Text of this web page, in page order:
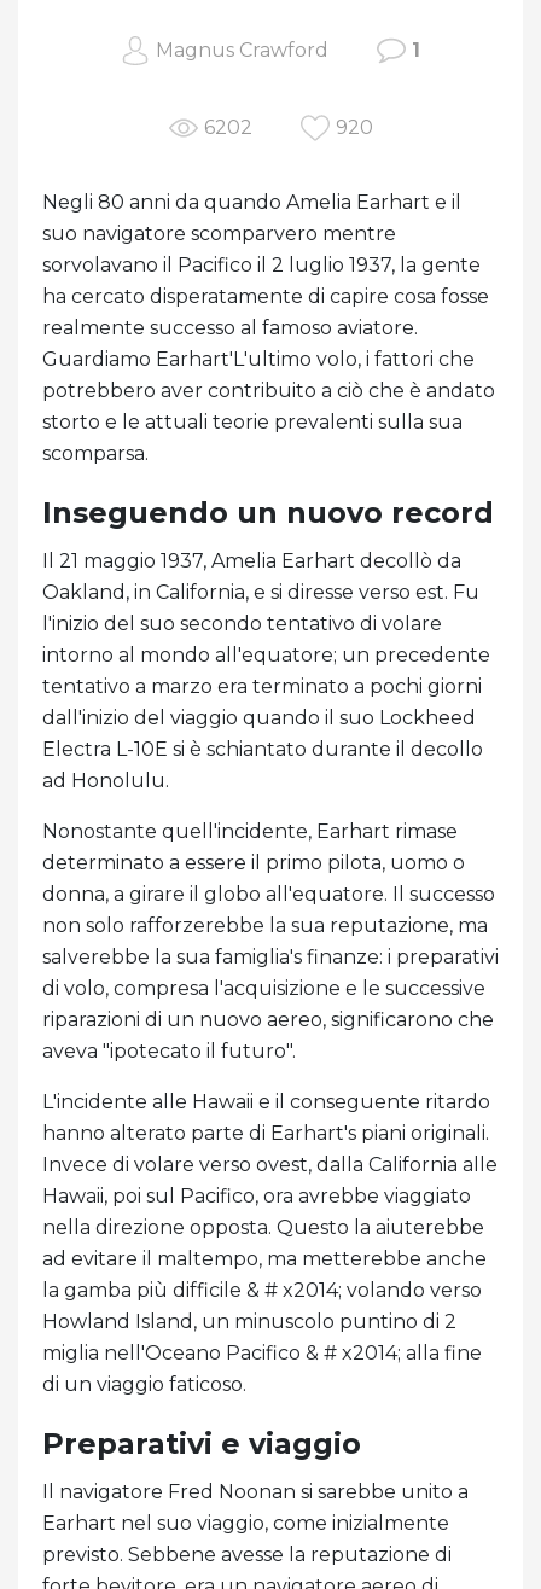
Magnus Crawford 1
6202 920
Negli 80 anni da quando Amelia Earhart e il
suo navigatore scomparvero mentre
sorvolavano il Pacifico il 2 luglio 1937, la gente
ha cercato disperatamente di capire cosa fosse
realmente successo al famoso aviatore.
Guardiamo Earhart'L'ultimo volo, i fattori che
potrebbero aver contribuito a ciò che è andato
storto e le attuali teorie prevalenti sulla sua
scomparsa.
Inseguendo un nuovo record
Il 21 maggio 1937, Amelia Earhart decollò da
Oakland, in California, e si diresse verso est. Fu
l'inizio del suo secondo tentativo di volare
intorno al mondo all'equatore; un precedente
tentativo a marzo era terminato a pochi giorni
dall'inizio del viaggio quando il suo Lockheed
Electra L-10E si è schiantato durante il decollo
ad Honolulu.
Nonostante quell'incidente, Earhart rimase
determinato a essere il primo pilota, uomo o
donna, a girare il globo all'equatore. Il successo
non solo rafforzerebbe la sua reputazione, ma
salverebbe la sua famiglia's finanze: i preparativi
di volo, compresa l'acquisizione e le successive
riparazioni di un nuovo aereo, significarono che
aveva "ipotecato il futuro".
L'incidente alle Hawaii e il conseguente ritardo
hanno alterato parte di Earhart's piani originali.
Invece di volare verso ovest, dalla California alle
Hawaii, poi sul Pacifico, ora avrebbe viaggiato
nella direzione opposta. Questo la aiuterebbe
ad evitare il maltempo, ma metterebbe anche
la gamba più difficile & # x2014; volando verso
Howland Island, un minuscolo puntino di 2
miglia nell'Oceano Pacifico & # x2014; alla fine
di un viaggio faticoso.
Preparativi e viaggio
Il navigatore Fred Noonan si sarebbe unito a
Earhart nel suo viaggio, come inizialmente
previsto. Sebbene avesse la reputazione di